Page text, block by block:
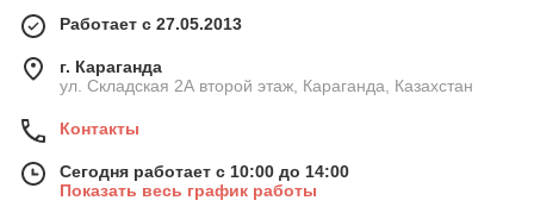
Работает с 27.05.2013
г. Караганда
ул. Складская 2А второй этаж, Караганда, Казахстан
Контакты
Сегодня работает с 10:00 до 14:00
Показать весь график работы